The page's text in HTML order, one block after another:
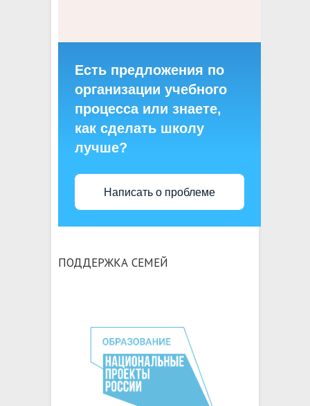
Есть предложения по
организации учебного
процесса или знаете,
как сделать школу
лучше?
Написать о проблеме
ПОДДЕРЖКА СЕМЕЙ